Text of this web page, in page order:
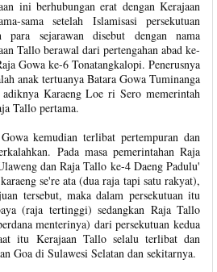
ini berhubungan erat dengan Kerajaan
sama setelah Islamisasi persekutuan
para sejarawan disebut dengan nama
Tallo berawal dari pertengahan abad ke-
Gowa ke-6 Tonatangkalopi. Penerusnya
anak tertuanya Batara Gowa Tuminanga
adiknya Karaeng Loe ri Sero memerintah
Tallo pertama.
kemudian terlibat pertempuran dan
Pada masa pemerintahan Raja
dan Raja Tallo ke-4 Daeng Padulu'
se're ata (dua raja tapi satu rakyat),
tersebut, maka dalam persekutuan itu
(raja tertinggi) sedangkan Raja Tallo
menterinya) dari persekutuan kedua
itu Kerajaan Tallo selalu terlibat dan
Goa di Sulawesi Selatan dan sekitarnya.